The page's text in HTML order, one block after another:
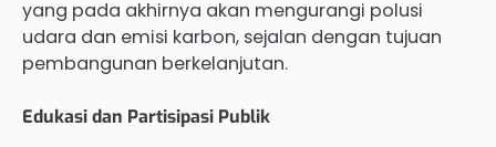
yang pada akhirnya akan mengurangi polusi
udara dan emisi karbon, sejalan dengan tujuan
pembangunan berkelanjutan.
Edukasi dan Partisipasi Publik